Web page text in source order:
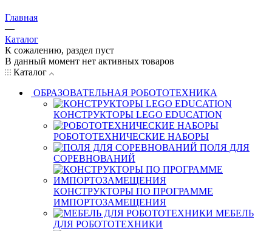
Главная
—
Каталог
К сожалению, раздел пуст
В данный момент нет активных товаров
Каталог
ОБРАЗОВАТЕЛЬНАЯ РОБОТОТЕХНИКА
КОНСТРУКТОРЫ LEGO EDUCATION
РОБОТОТЕХНИЧЕСКИЕ НАБОРЫ
ПОЛЯ ДЛЯ
СОРЕВНОВАНИЙ
КОНСТРУКТОРЫ ПО ПРОГРАММЕ
ИМПОРТОЗАМЕЩЕНИЯ
МЕБЕЛЬ
ДЛЯ РОБОТОТЕХНИКИ